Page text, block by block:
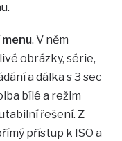
. V něm
obrázky, série,
a dálka s 3 sec
bílé a režim
řešení. Z
přístup k ISO a